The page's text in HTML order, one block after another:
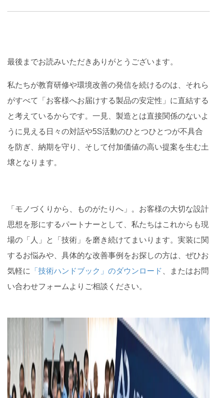
最後までお読みいただきありがとうございます。
私たちが教育研修や環境改善の発信を続けるのは、それら
がすべて「お客様へお届けする製品の安定性」に直結する
と考えているからです。一見、製造とは直接関係のないよ
うに見える日々の対話や5S活動のひとつひとつが不具合
を防ぎ、納期を守り、そして付加価値の高い提案を生む土
壌となります。
「モノづくりから、ものがたりへ」。お客様の大切な設計
思想を形にするパートナーとして、私たちはこれからも現
場の「人」と「技術」を磨き続けてまいります。実装に関
するお悩みや、具体的な改善事例をお探しの方は、ぜひお
気軽に
「技術ハンドブック」のダウンロード
、またはお問
い合わせフォームよりご相談ください。